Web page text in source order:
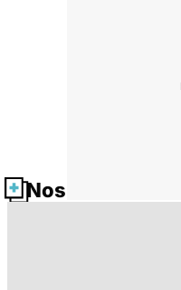
Nos fiches santé